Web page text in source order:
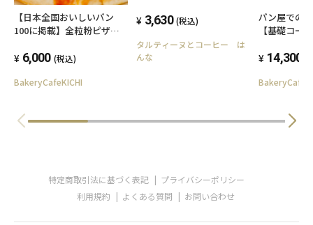
【日本全国おいしいパン
100に掲載】全粒粉ピザ５
人気ランチをお届け
6,000 (税込)
BakeryCafeKICHI
3,630 (税込)
タルティーヌとコーヒー は
んな
パン屋での
【基礎コー
14,300
特定商取引法に基づく表記
プライバシーポリシー
利用規約
よくある質問 お問い合わせ